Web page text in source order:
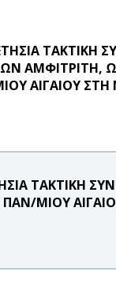
ΑΜΦΙΤΡΙΤΗ,
ΑΙΓΑΙΟΥ
ΤΑΚΤΙΚΗ
ΜΙΟΥ